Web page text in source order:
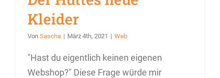
Kleider
Von Sascha | März 4th, 2021 | Web
"Hast du eigentlich keinen eigenen
Webshop?" Diese Frage würde mir